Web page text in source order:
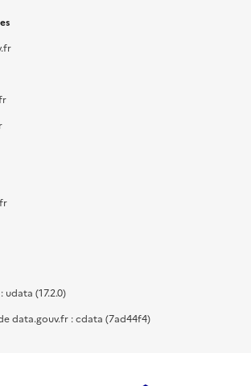
(17.2.0)
data.gouv.fr : cdata (7ad44f4)